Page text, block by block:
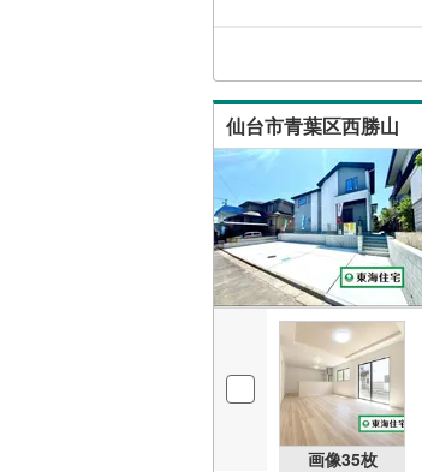
仙台市青葉区西勝山
画像35枚